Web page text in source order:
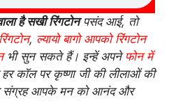
है सखी रिंगटोनपसंद आई, तो
, ल्यायो बागो आपको रिंगटोन
भी सुन सकते हैं। इन्हें अपने फोन में
कॉल पर कृष्णा जी की लीलाओं की
संग्रह आपके मन को आनंद और